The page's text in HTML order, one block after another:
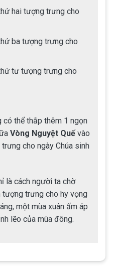
hai tượng trưng cho
ba tượng trưng cho
tư tượng trưng cho
có thể thắp thêm 1 ngọn
Vòng Nguyệt Quếvào
cho ngày Chúa sinh
là cách người ta chờ
tượng trưng cho hy vọng
một mùa xuân ấm áp
lẽo của mùa đông.